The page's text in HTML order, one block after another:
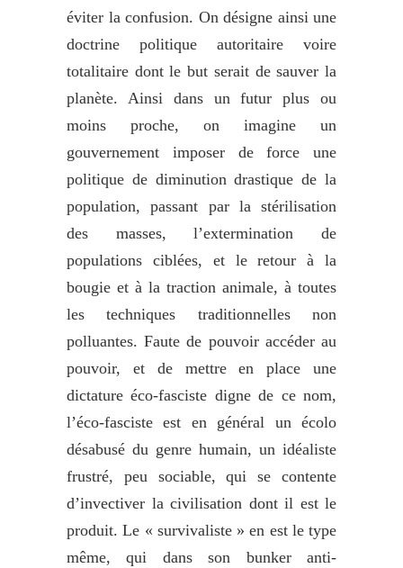
éviter la confusion. On désigne ainsi une
doctrine politique autoritaire voire
totalitaire dont le but serait de sauver la
planète. Ainsi dans un futur plus ou
moins proche, on imagine un
gouvernement imposer de force une
politique de diminution drastique de la
population, passant par la stérilisation
des masses, l’extermination de
populations ciblées, et le retour à la
bougie et à la traction animale, à toutes
les techniques traditionnelles non
polluantes. Faute de pouvoir accéder au
pouvoir, et de mettre en place une
dictature éco-fasciste digne de ce nom,
l’éco-fasciste est en général un écolo
désabusé du genre humain, un idéaliste
frustré, peu sociable, qui se contente
d’invectiver la civilisation dont il est le
produit. Le « survivaliste » en est le type
même, qui dans son bunker anti-